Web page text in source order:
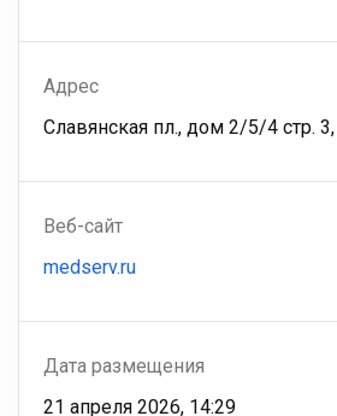
Адрес
Славянская пл., дом 2/5/4 стр.
Веб-сайт
medserv.ru
Дата размещения
21 апреля 2026, 14:29